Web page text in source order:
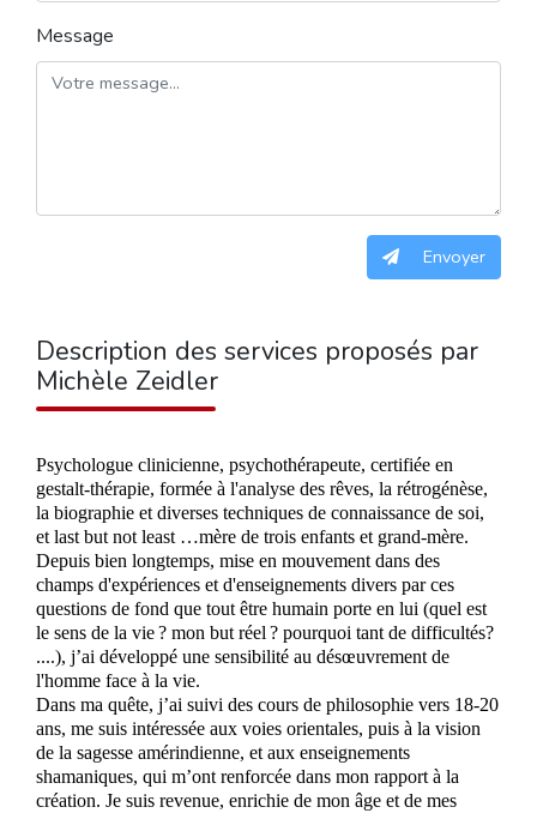
Message
Envoyer
Description des services proposés par
Michèle Zeidler
Psychologue clinicienne, psychothérapeute, certifiée en
gestalt-thérapie, formée à l'analyse des rêves, la rétrogénèse,
la biographie et diverses techniques de connaissance de soi,
et last but not least …mère de trois enfants et grand-mère.
Depuis bien longtemps, mise en mouvement dans des
champs d'expériences et d'enseignements divers par ces
questions de fond que tout être humain porte en lui (quel est
le sens de la vie ? mon but réel ? pourquoi tant de difficultés?
....), j’ai développé une sensibilité au désœuvrement de
l'homme face à la vie.
Dans ma quête, j’ai suivi des cours de philosophie vers 18-20
ans, me suis intéressée aux voies orientales, puis à la vision
de la sagesse amérindienne, et aux enseignements
shamaniques, qui m’ont renforcée dans mon rapport à la
création. Je suis revenue, enrichie de mon âge et de mes